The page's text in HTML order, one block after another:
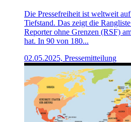
Die Pressefreiheit ist weltweit
Tiefstand. Das zeigt die
Reporter ohne Grenzen (RSF)
hat. In 90 von 180...
02.05.2025, Pressemitteilung